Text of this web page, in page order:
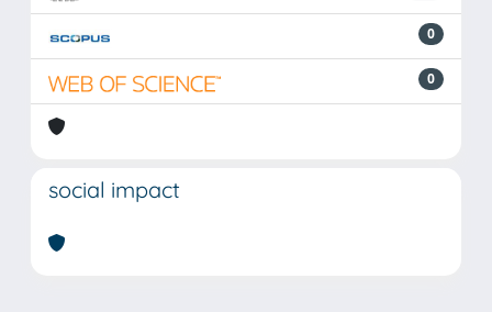
0
0
social impact